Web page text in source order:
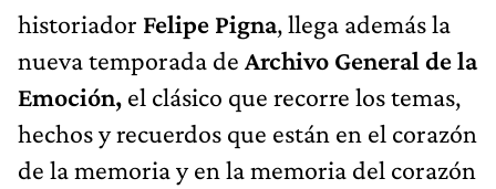
historiador Felipe Pigna, llega además la
nueva temporada de Archivo General de la
Emoción, el clásico que recorre los temas,
hechos y recuerdos que están en el corazón
de la memoria y en la memoria del corazón